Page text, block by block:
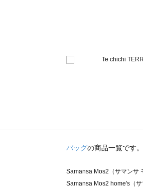
バッグの商品一覧です
Samansa Mos2（サマンサ
Samansa Mos2 home's（